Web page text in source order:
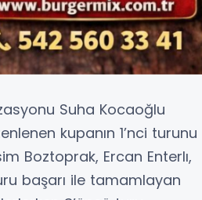
Suha Kocaoğlu
kupanın 1’nci turunu
Boztoprak, Ercan Enterlı,
başarı ile tamamlayan